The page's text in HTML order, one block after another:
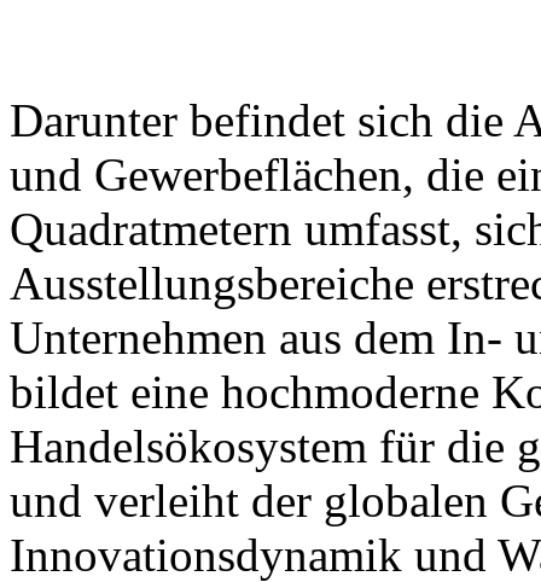
Darunter befindet sich die
und Gewerbeflächen, die
Quadratmetern umfasst,
Ausstellungsbereiche
Unternehmen aus dem In-
bildet eine hochmoderne
Handelsökosystem für die
und verleiht der globalen
Innovationsdynamik und